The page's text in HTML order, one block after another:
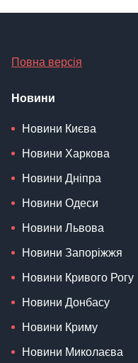
Повна версія
Новини
Новини Києва
Новини Харкова
Новини Дніпра
Новини Одеси
Новини Львова
Новини Запоріжжя
Новини Кривого Рогу
Новини Донбасу
Новини Криму
Новини Миколаєва